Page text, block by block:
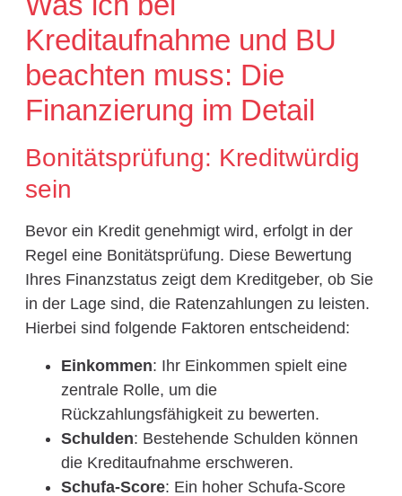
Kreditaufnahme und BU
beachten muss: Die
Finanzierung im Detail
Bonitätsprüfung: Kreditwürdig
sein
Bevor ein Kredit genehmigt wird, erfolgt in der
Regel eine Bonitätsprüfung. Diese Bewertung
Ihres Finanzstatus zeigt dem Kreditgeber, ob Sie
in der Lage sind, die Ratenzahlungen zu leisten.
Hierbei sind folgende Faktoren entscheidend:
Einkommen: Ihr Einkommen spielt eine
zentrale Rolle, um die
Rückzahlungsfähigkeit zu bewerten.
Schulden: Bestehende Schulden können
die Kreditaufnahme erschweren.
Schufa-Score: Ein hoher Schufa-Score